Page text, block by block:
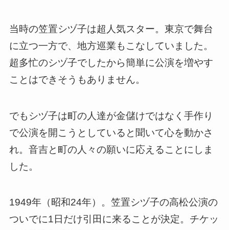
当時の笠置シヅ子は超人気スター。東京で舞台
に立つ一方で、地方巡業もこなしていました。
超多忙のシヅ子でしたから簡単に公演を増やす
ことはできそうもありません。
でもシヅ子は町の人達が金儲けではなく手作り
で公演を開こうとしていると聞いて心を動かさ
れ。音吉と町の人々の願いに応えることにしま
した。
1949年（昭和24年）。笠置シヅ子の高松公演の
ついでに1日だけ引田に来ることが決定。チケッ